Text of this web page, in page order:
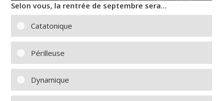
Selon vous, la rentrée de septembre sera…
Catatonique
Périlleuse
Dynamique